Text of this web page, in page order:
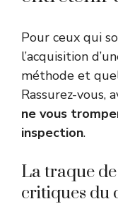
Pour ceux qui
l’acquisition
méthode et
Rassurez-vous,
ne vous
inspection.
La traque
critiques du